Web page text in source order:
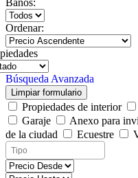
Baños:
Ordenar:
Búsqueda Avanzada
Limpiar formulario
Propiedades de interior
Garaje
Anexo para
de la ciudad
Ecuestre